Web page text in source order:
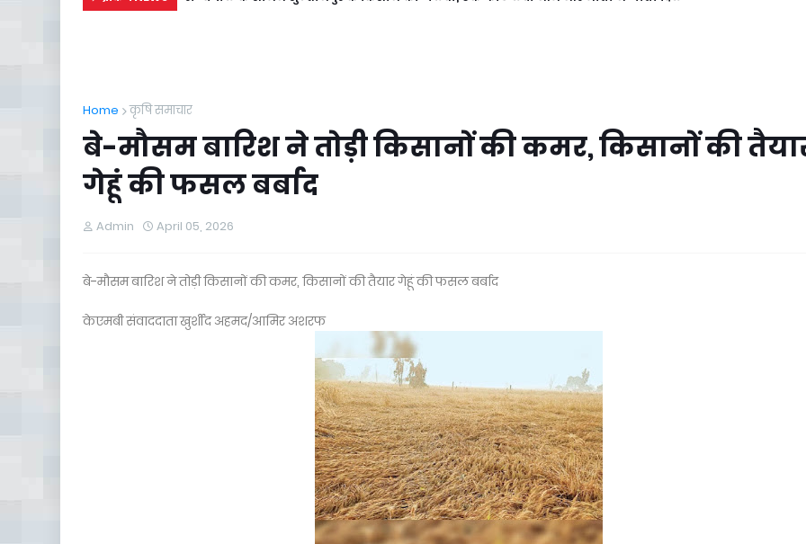
Home कृषि समाचार
बे-मौसम बारिश ने तोड़ी किसानों की कमर, किसानों की
गेहूं की फसल बर्बाद
Admin April 05, 2026
बे-मौसम बारिश ने तोड़ी किसानों की कमर, किसानों की तैयार गेहूं की फसल बर्बाद
केएमबी संवाददाता खुर्शीद अहमद/आमिर अशरफ